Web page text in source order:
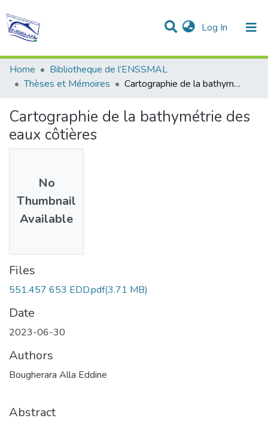
Log In (current)
Communities & Collections
Statistics
All of DSpace
Home
Bibliotheque de l’ENSSMAL
Thèses et Mémoires
Cartographie de la bathymétrie des eaux côtières
Cartographie de la bathymétrie des
eaux côtières
No
Thumbnail
Available
Files
551.457 653 EDD.pdf(3.71 MB)
Date
2023-06-30
Authors
Bougherara Alla Eddine
Abstract